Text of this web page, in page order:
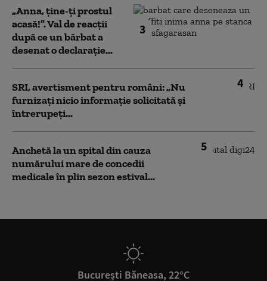
3
„Anna, ţine-ţi prostul
acasă!”. Val de reacții
după ce un bărbat a
desenat o declarație...
4
SRI, avertisment pentru români: „Nu
furnizați nicio informație solicitată și
întrerupeți...
5
Anchetă la un spital din cauza
numărului mare de concedii
medicale în plin sezon estival...
București Băneasa, 22°C